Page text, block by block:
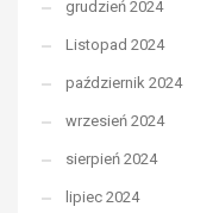
grudzień 2024
Listopad 2024
październik 2024
wrzesień 2024
sierpień 2024
lipiec 2024